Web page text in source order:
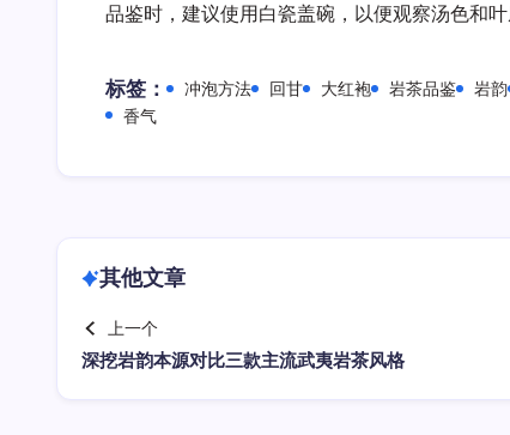
品鉴时，建议使用白瓷盖碗，以便观察汤色和
标签： 冲泡方法 回甘 大红袍 岩茶品鉴 岩韵
香气
其他文章
上一个
深挖岩韵本源对比三款主流武夷岩茶风格